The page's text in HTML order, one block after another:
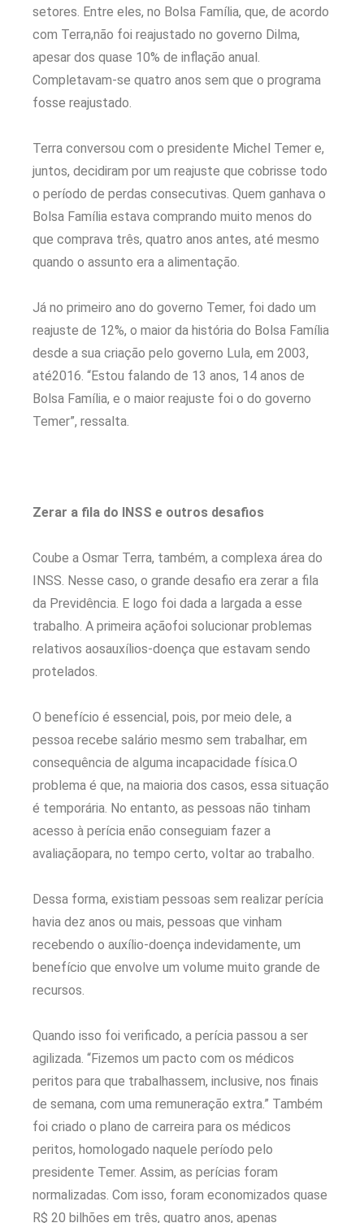
setores. Entre eles, no Bolsa Família, que, de acordo
com Terra,não foi reajustado no governo Dilma,
apesar dos quase 10% de inflação anual.
Completavam-se quatro anos sem que o programa
fosse reajustado.
Terra conversou com o presidente Michel Temer e,
juntos, decidiram por um reajuste que cobrisse todo
o período de perdas consecutivas. Quem ganhava o
Bolsa Família estava comprando muito menos do
que comprava três, quatro anos antes, até mesmo
quando o assunto era a alimentação.
Já no primeiro ano do governo Temer, foi dado um
reajuste de 12%, o maior da história do Bolsa Família
desde a sua criação pelo governo Lula, em 2003,
até2016. “Estou falando de 13 anos, 14 anos de
Bolsa Família, e o maior reajuste foi o do governo
Temer”, ressalta.
Zerar a fila do INSS e outros desafios
Coube a Osmar Terra, também, a complexa área do
INSS. Nesse caso, o grande desafio era zerar a fila
da Previdência. E logo foi dada a largada a esse
trabalho. A primeira açãofoi solucionar problemas
relativos aosauxílios-doença que estavam sendo
protelados.
O benefício é essencial, pois, por meio dele, a
pessoa recebe salário mesmo sem trabalhar, em
consequência de alguma incapacidade física.O
problema é que, na maioria dos casos, essa situação
é temporária. No entanto, as pessoas não tinham
acesso à perícia enão conseguiam fazer a
avaliaçãopara, no tempo certo, voltar ao trabalho.
Dessa forma, existiam pessoas sem realizar perícia
havia dez anos ou mais, pessoas que vinham
recebendo o auxílio-doença indevidamente, um
benefício que envolve um volume muito grande de
recursos.
Quando isso foi verificado, a perícia passou a ser
agilizada. “Fizemos um pacto com os médicos
peritos para que trabalhassem, inclusive, nos finais
de semana, com uma remuneração extra.” Também
foi criado o plano de carreira para os médicos
peritos, homologado naquele período pelo
presidente Temer. Assim, as perícias foram
normalizadas. Com isso, foram economizados quase
R$ 20 bilhões em três, quatro anos, apenas